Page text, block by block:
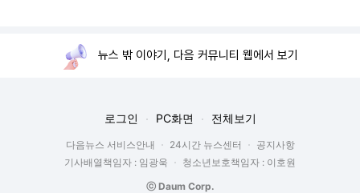
뉴스 밖 이야기, 다음 커뮤니티 웹에서 보기
로그인 PC화면 전체보기
다음뉴스 서비스안내 24시간 뉴스센터
공지사항
기사배열책임자 : 임광욱
청소년보호책임자 : 이호원
ⓒ Daum Corp.